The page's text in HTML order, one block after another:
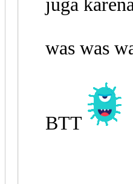
juga
was was
BTT